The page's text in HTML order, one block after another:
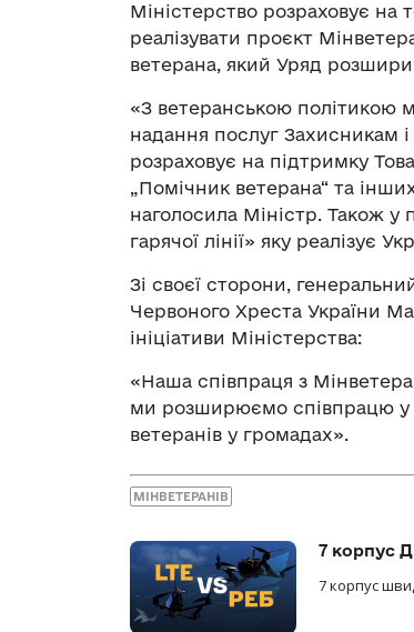
Міністерство розраховує
реалізувати проєкт
ветерана, який Уряд
«З ветеранською політикою
надання послуг Захисникам
розраховує на підтримку
„Помічник ветерана“ та
наголосила Міністр. Також
гарячої лінії» яку реалізує
Зі своєї сторони,
Червоного Хреста України
ініціативи Міністерства:
«Наша співпраця з
ми розширюємо співпрацю у
ветеранів у громадах».
МІНВЕТЕРАНІВ
7 корпус
7 корпус